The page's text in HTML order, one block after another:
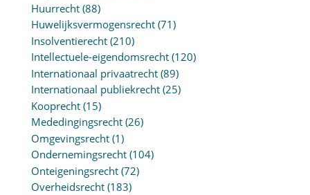
Huurrecht(88)
Huwelijksvermogensrecht(71)
Insolventierecht(210)
Intellectuele-eigendomsrecht(120)
Internationaal privaatrecht(89)
Internationaal publiekrecht(25)
Kooprecht(15)
Mededingingsrecht(26)
Omgevingsrecht(1)
Ondernemingsrecht(104)
Onteigeningsrecht(72)
Overheidsrecht(183)